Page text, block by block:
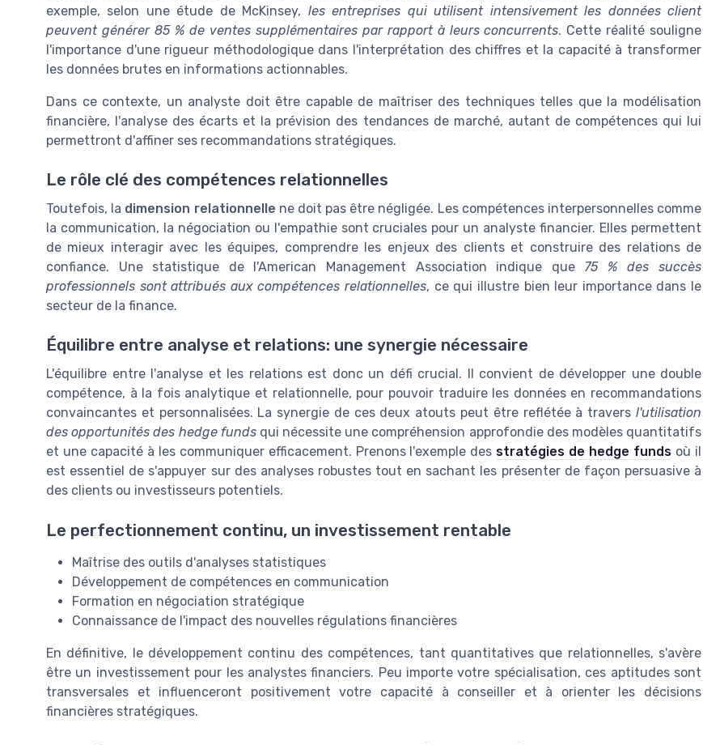
exemple, selon une étude de McKinsey, les entreprises qui utilisent intensivement les données client
peuvent générer 85 % de ventes supplémentaires par rapport à leurs concurrents. Cette réalité souligne
l'importance d'une rigueur méthodologique dans l'interprétation des chiffres et la capacité à transformer
les données brutes en informations actionnables.
Dans ce contexte, un analyste doit être capable de maîtriser des techniques telles que la modélisation
financière, l'analyse des écarts et la prévision des tendances de marché, autant de compétences qui lui
permettront d'affiner ses recommandations stratégiques.
Le rôle clé des compétences relationnelles
Toutefois, la dimension relationnelle ne doit pas être négligée. Les compétences interpersonnelles comme
la communication, la négociation ou l'empathie sont cruciales pour un analyste financier. Elles permettent
de mieux interagir avec les équipes, comprendre les enjeux des clients et construire des relations de
confiance. Une statistique de l'American Management Association indique que 75 % des succès
professionnels sont attribués aux compétences relationnelles, ce qui illustre bien leur importance dans le
secteur de la finance.
Équilibre entre analyse et relations: une synergie nécessaire
L'équilibre entre l'analyse et les relations est donc un défi crucial. Il convient de développer une double
compétence, à la fois analytique et relationnelle, pour pouvoir traduire les données en recommandations
convaincantes et personnalisées. La synergie de ces deux atouts peut être reflétée à travers l'utilisation
des opportunités des hedge fundsqui nécessite une compréhension approfondie des modèles quantitatifs
et une capacité à les communiquer efficacement. Prenons l'exemple des stratégies de hedge funds où il
est essentiel de s'appuyer sur des analyses robustes tout en sachant les présenter de façon persuasive à
des clients ou investisseurs potentiels.
Le perfectionnement continu, un investissement rentable
Maîtrise des outils d'analyses statistiques
Développement de compétences en communication
Formation en négociation stratégique
Connaissance de l'impact des nouvelles régulations financières
En définitive, le développement continu des compétences, tant quantitatives que relationnelles, s'avère
être un investissement pour les analystes financiers. Peu importe votre spécialisation, ces aptitudes sont
transversales et influenceront positivement votre capacité à conseiller et à orienter les décisions
financières stratégiques.